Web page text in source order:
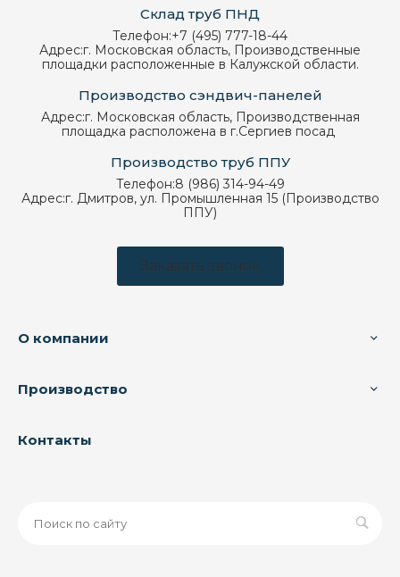
Склад труб ПНД
Телефон:+7 (495) 777-18-44
Адрес:г. Московская область, Производственные
площадки расположенные в Калужской области.
Производство сэндвич-панелей
Адрес:г. Московская область, Производственная
площадка расположена в г.Сергиев посад
Производство труб ППУ
Телефон:8 (986) 314-94-49
Адрес:г. Дмитров, ул. Промышленная 15 (Производство
ППУ)
Заказать звонок
О компании
Производство
Контакты